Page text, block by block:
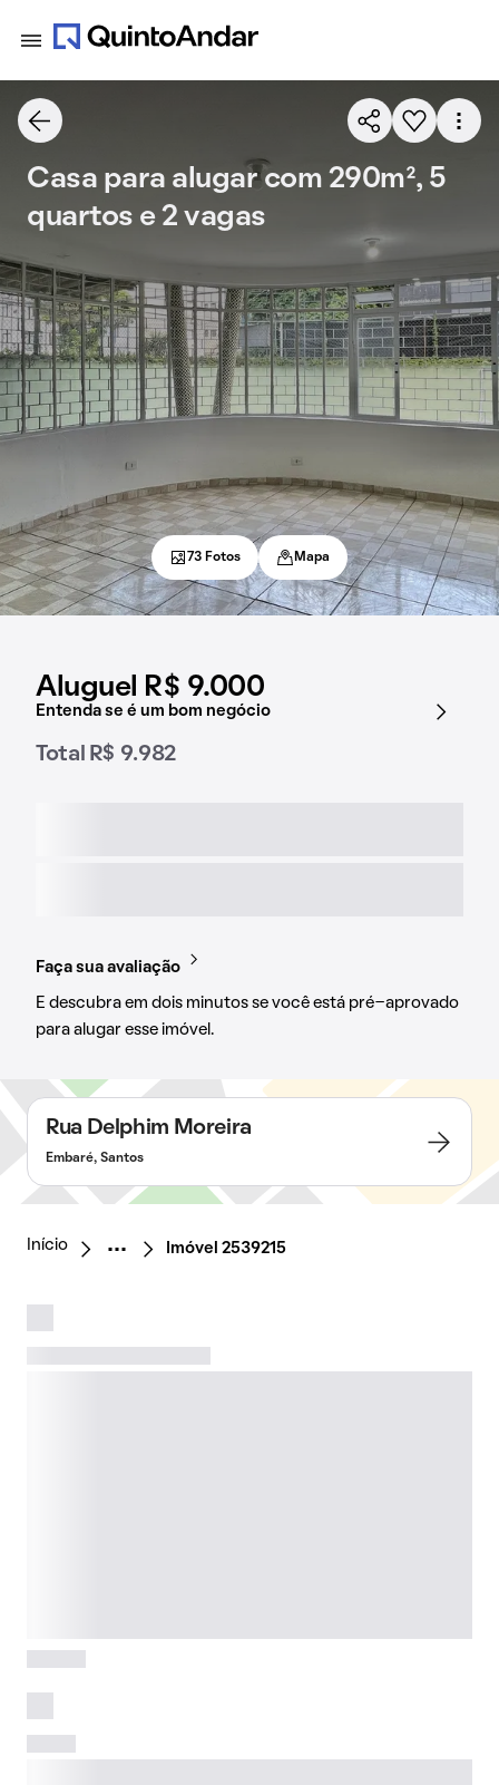
Aluguel R$ 9.000
Entenda se é um bom negócio
Total R$ 9.982
Faça sua avaliação
E descubra em dois minutos se você está pré-aprovado
para alugar esse imóvel.
Casa para alugar com 290m², 5
quartos e 2 vagas
73 Fotos Mapa
Rua Delphim Moreira
Embaré, Santos
Início Imóvel 2539215